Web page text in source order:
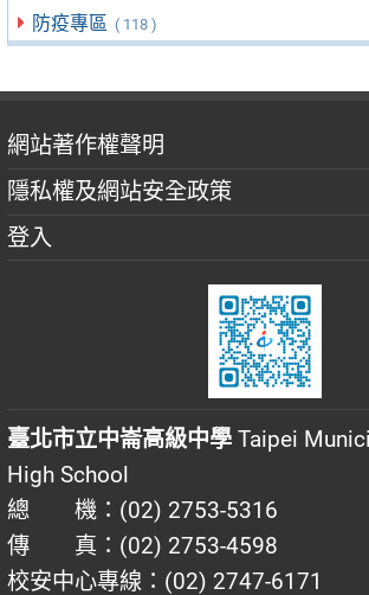
防疫專區 ( 118 )
網站著作權聲明
隱私權及網站安全政策
登入
臺北市立中崙高級中學 Taipei
High School
總 機：(02) 2753-5316
傳 真：(02) 2753-4598
校安中心專線：(02) 2747-6171